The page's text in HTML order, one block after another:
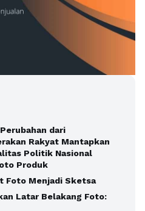
dari
Rakyat Mantapkan
Politik Nasional
Produk
Foto Menjadi Sketsa
Latar Belakang Foto: